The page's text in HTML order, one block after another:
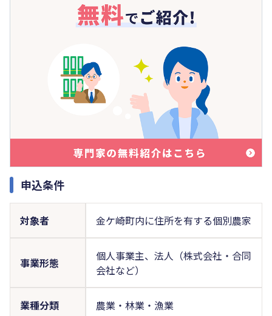
申込条件
対象者 金ケ崎町内に住所を有する個別農家
事業形態
個人事業主、法人（株式会社・合同
会社など）
業種分類 農業・林業・漁業